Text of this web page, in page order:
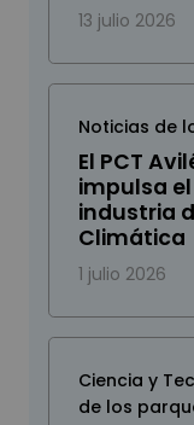
13 julio 2026
Noticias de
El PCT
impulsa
industria
Climática
1 julio 2026
Ciencia y
de los